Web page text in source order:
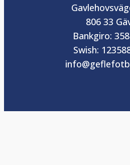
806 33
Bankgiro:
Swish: